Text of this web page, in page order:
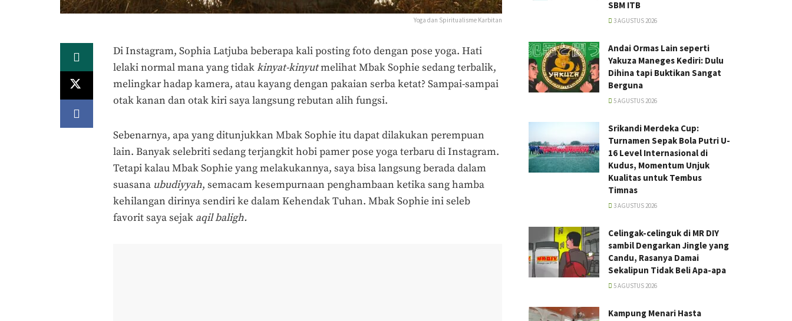
Yoga dan Spiritualisme Karbitan
Di Instagram, Sophia Latjuba beberapa kali posting foto dengan pose yoga. Hati
lelaki normal mana yang tidakkinyat-kinyutmelihat Mbak Sophie sedang terbalik,
melingkar hadap kamera, atau kayang dengan pakaian serba ketat? Sampai-sampai
otak kanan dan otak kiri saya langsung rebutan alih fungsi.
Sebenarnya, apa yang ditunjukkan Mbak Sophie itu dapat dilakukan perempuan
lain. Banyak selebriti sedang terjangkit hobi pamer pose yoga terbaru di Instagram.
Tetapi kalau Mbak Sophie yang melakukannya, saya bisa langsung berada dalam
suasana ubudiyyah, semacam kesempurnaan penghambaan ketika sang hamba
kehilangan dirinya sendiri ke dalam Kehendak Tuhan. Mbak Sophie ini seleb
favorit saya sejak aqil baligh.
SBM ITB
3 AGUSTUS 2026
Andai Ormas Lain seperti
Yakuza Maneges Kediri: Dulu
Dihina tapi Buktikan Sangat
Berguna
5 AGUSTUS 2026
Srikandi Merdeka Cup:
Turnamen Sepak Bola Putri U-
16 Level Internasional di
Kudus, Momentum Unjuk
Kualitas untuk Tembus
Timnas
3 AGUSTUS 2026
Celingak-celinguk di MR DIY
sambil Dengarkan Jingle yang
Candu, Rasanya Damai
Sekalipun Tidak Beli Apa-apa
5 AGUSTUS 2026
Kampung Menari Hasta